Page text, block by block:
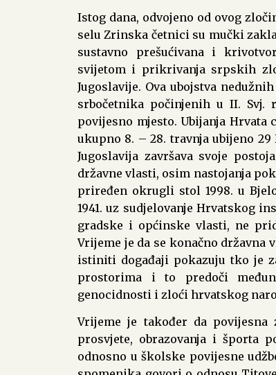
Istog dana, odvojeno od ovog
selu Zrinska četnici su mučki
sustavno prešućivana i
svijetom i prikrivanja srpskih
Jugoslavije. Ova ubojstva
srbočetnika počinjenih u II. Svj.
povijesno mjesto. Ubijanja Hrvata
ukupno 8. – 28. travnja ubijeno
Jugoslavija završava svoje
državne vlasti, osim nastojanja
priređen okrugli stol 1998. u
1941. uz sudjelovanje Hrvatskog
gradske i općinske vlasti, ne
Vrijeme je da se konačno državna
istiniti događaji pokazuju tko je
prostorima i to predoči
genocidnosti i zloći hrvatskog
Vrijeme je također da
prosvjete, obrazovanja i športa
odnosno u školske povijesne